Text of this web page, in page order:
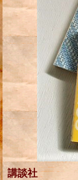
講談社